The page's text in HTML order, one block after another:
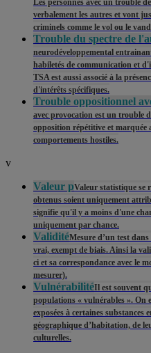
Les personnes avec un trouble
verbalement les autres et vont
criminels comme le vol ou le
Trouble du spectre de
neurodéveloppemental
habiletés de communication et
TSA est aussi associé à la
d'intérêts spécifiques.
Trouble oppositionnel
avec provocation est un trouble
opposition répétitive et
comportements hostiles.
v
Valeur pValeur statistique se
obtenus soient uniquement
signifie qu'il y a moins d'une
uniquement par chance.
ValiditéMesure d’un test
vrai, exempt de biais. Ainsi la
ci et sa correspondance avec le
mesurer).
VulnérabilitéIl est souvent
populations « vulnérables ». On
exposées à certaines substances
géographique d’habitation, de
culturelles.